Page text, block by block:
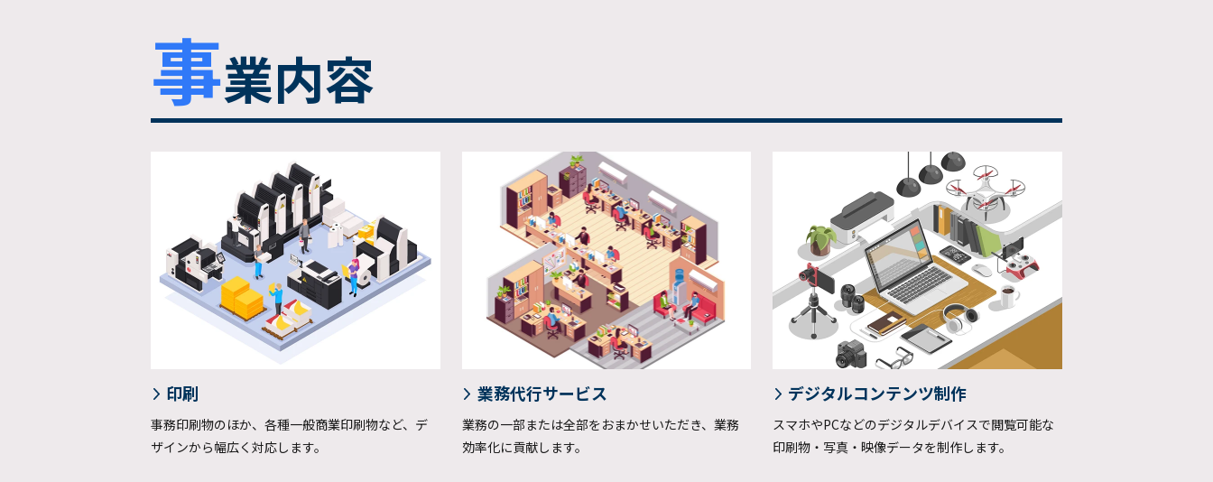
事業内容
印刷
事務印刷物のほか、各種一般商業印刷物など、デ
ザインから幅広く対応します。
業務代行サービス
業務の一部または全部をおまかせいただき、業務
効率化に貢献します。
デジタルコンテンツ制作
スマホやPCなどのデジタルデバイスで閲覧可能な
印刷物・写真・映像データを制作します。